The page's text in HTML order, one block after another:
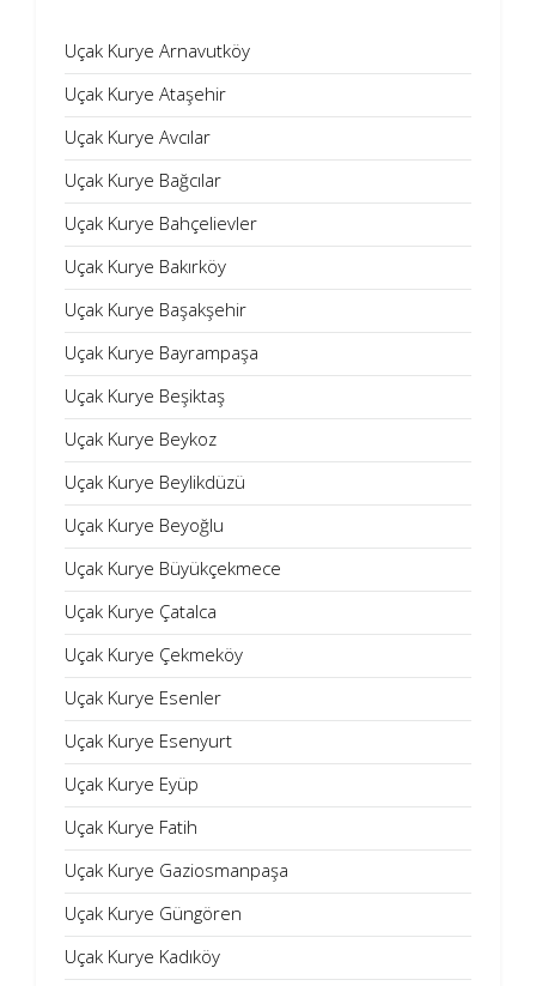
Uçak Kurye Arnavutköy
Uçak Kurye Ataşehir
Uçak Kurye Avcılar
Uçak Kurye Bağcılar
Uçak Kurye Bahçelievler
Uçak Kurye Bakırköy
Uçak Kurye Başakşehir
Uçak Kurye Bayrampaşa
Uçak Kurye Beşiktaş
Uçak Kurye Beykoz
Uçak Kurye Beylikdüzü
Uçak Kurye Beyoğlu
Uçak Kurye Büyükçekmece
Uçak Kurye Çatalca
Uçak Kurye Çekmeköy
Uçak Kurye Esenler
Uçak Kurye Esenyurt
Uçak Kurye Eyüp
Uçak Kurye Fatih
Uçak Kurye Gaziosmanpaşa
Uçak Kurye Güngören
Uçak Kurye Kadıköy